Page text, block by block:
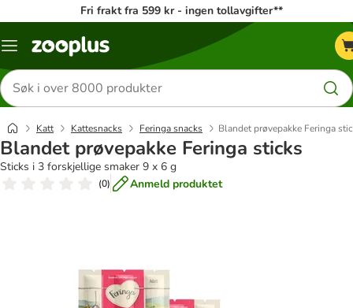
Fri frakt fra 599 kr - ingen tollavgifter**
Katalogmeny
Søk
etter
produkter
Katt Kattesnacks Feringa snacks Blandet prøvepakke Feringa
Blandet prøvepakke Feringa sticks
Sticks i 3 forskjellige smaker 9 x 6 g
(0) Anmeld produktet